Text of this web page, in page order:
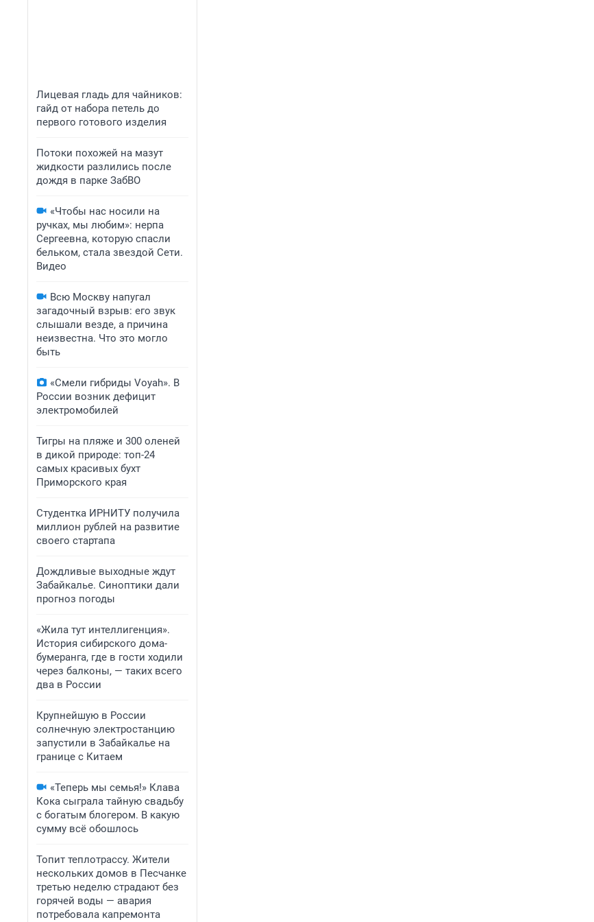
Лицевая гладь для чайников:
гайд от набора петель до
первого готового изделия
Потоки похожей на мазут
жидкости разлились после
дождя в парке ЗабВО
«Чтобы нас носили на
ручках, мы любим»: нерпа
Сергеевна, которую спасли
бельком, стала звездой Сети.
Видео
Всю Москву напугал
загадочный взрыв: его звук
слышали везде, а причина
неизвестна. Что это могло
быть
«Смели гибриды Voyah». В
России возник дефицит
электромобилей
Тигры на пляже и 300 оленей
в дикой природе: топ-24
самых красивых бухт
Приморского края
Студентка ИРНИТУ получила
миллион рублей на развитие
своего стартапа
Дождливые выходные ждут
Забайкалье. Синоптики дали
прогноз погоды
«Жила тут интеллигенция».
История сибирского дома-
бумеранга, где в гости ходили
через балконы, — таких всего
два в России
Крупнейшую в России
солнечную электростанцию
запустили в Забайкалье на
границе с Китаем
«Теперь мы семья!» Клава
Кока сыграла тайную свадьбу
с богатым блогером. В какую
сумму всё обошлось
Топит теплотрассу. Жители
нескольких домов в Песчанке
третью неделю страдают без
горячей воды — авария
потребовала капремонта